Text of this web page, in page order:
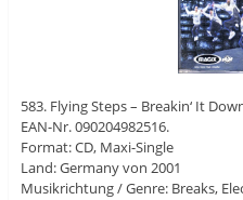
583. Flying Steps – Breakin‘ It
EAN-Nr. 090204982516.
Format: CD, Maxi-Single
Land: Germany von 2001
Musikrichtung / Genre: Breaks,